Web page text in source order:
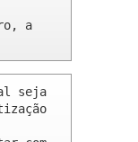
a
seja